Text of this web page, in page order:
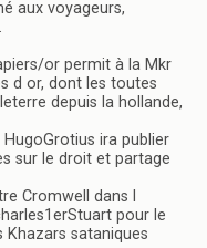
aux voyageurs,
or permit à la Mkr
d or, dont les toutes
depuis la hollande,
ira publier
sur le droit et partage
Cromwell dans l
pour le
sataniques